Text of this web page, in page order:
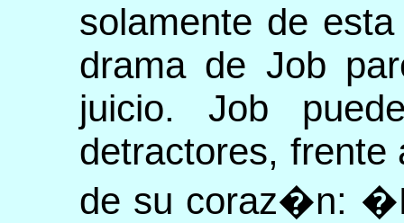
solamente de
drama de Job
juicio. Job
detractores, frente
de su coraz�n: